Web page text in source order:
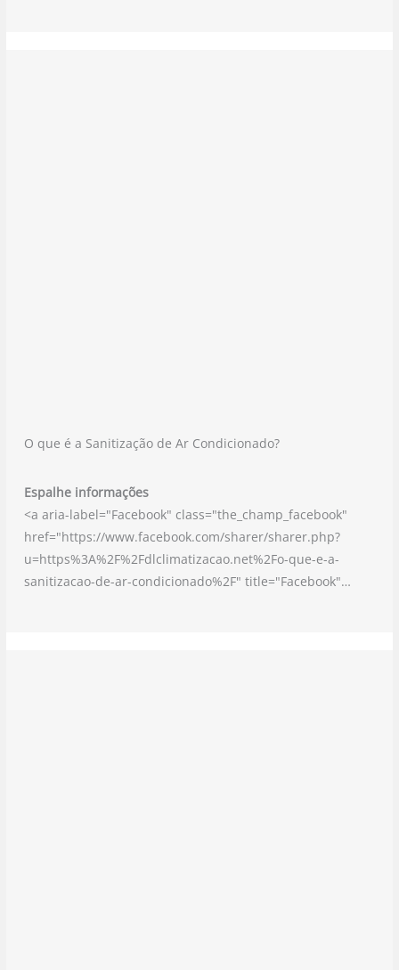
O que é a Sanitização de Ar Condicionado?
Espalhe informações
<a aria-label="Facebook" class="the_champ_facebook"
href="https://www.facebook.com/sharer/sharer.php?
u=https%3A%2F%2Fdlclimatizacao.net%2Fo-que-e-a-
sanitizacao-de-ar-condicionado%2F" title="Facebook"…